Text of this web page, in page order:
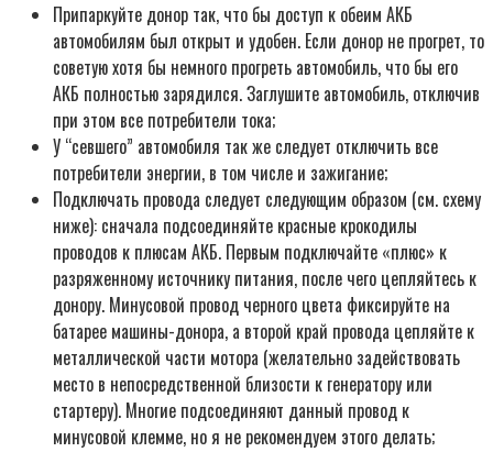
Припаркуйте донор так, что бы доступ к обеим АКБ
автомобилям был открыт и удобен. Если донор не прогрет, то
советую хотя бы немного прогреть автомобиль, что бы его
АКБ полностью зарядился. Заглушите автомобиль, отключив
при этом все потребители тока;
У “севшего” автомобиля так же следует отключить все
потребители энергии, в том числе и зажигание;
Подключать провода следует следующим образом (см. схему
ниже): сначала подсоединяйте красные крокодилы
проводов к плюсам АКБ. Первым подключайте «плюс» к
разряженному источнику питания, после чего цепляйтесь к
донору. Минусовой провод черного цвета фиксируйте на
батарее машины-донора, а второй край провода цепляйте к
металлической части мотора (желательно задействовать
место в непосредственной близости к генератору или
стартеру). Многие подсоединяют данный провод к
минусовой клемме, но я не рекомендуем этого делать;